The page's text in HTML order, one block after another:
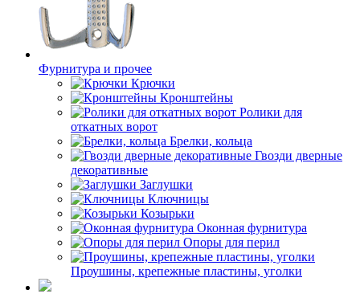
Фурнитура и прочее
Крючки
Кронштейны
Ролики для
откатных ворот
Брелки, кольца
Гвозди дверные
декоративные
Заглушки
Ключницы
Козырьки
Оконная фурнитура
Опоры для перил
Проушины, крепежные пластины, уголки